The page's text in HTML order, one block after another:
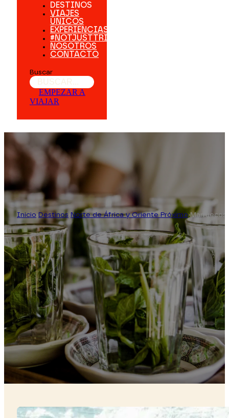
DESTINOS
VIAJES
ÚNICOS
EXPERIENCIAS
#NOTJUSTTRIPS
NOSOTROS
CONTACTO
Buscar
EMPEZAR A
VIAJAR
Inicio›Destinos› Norte de África y Oriente Próximo›Marruecos